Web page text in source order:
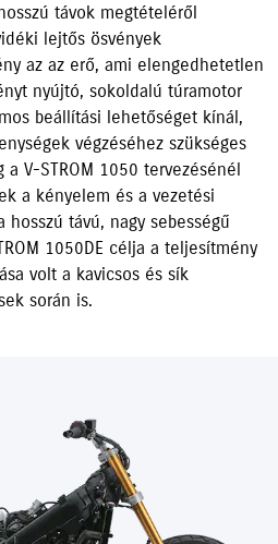
távok megtételéről
lejtős ösvények
az az erő, ami elengedhetetlen
nyújtó, sokoldalú túramotor
beállítási lehetőséget kínál,
végzéséhez szükséges
V-STROM 1050 tervezésénél
a kényelem és a vezetési
hosszú távú, nagy sebességű
1050DE célja a teljesítmény
volt a kavicsos és sík
során is.